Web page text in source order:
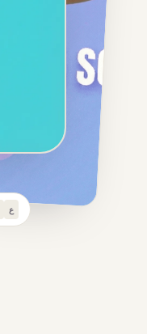
ع